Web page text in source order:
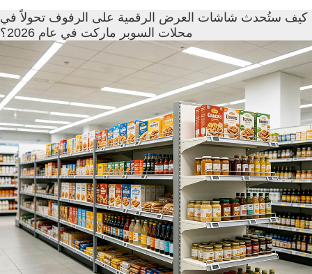
كيف ستُحدث شاشات العرض الرقمية على الرفوف تحولاً في
محلات السوبر ماركت في عام 2026؟